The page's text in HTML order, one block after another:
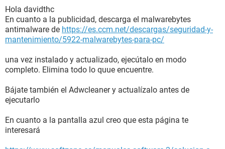
C:\Users\David\AppData\Local\Temp\WER-63976-
0.sysdata.xml
Agradeceria mucho su ayuda por que esto me trae de
Hola davidthc
En cuanto a la publicidad, descarga el malwarebytes
antimalware de https://es.ccm.net/descargas/seguridad-y-
mantenimiento/5922-malwarebytes-para-pc/
una vez instalado y actualizado, ejecútalo en modo
completo. Elimina todo lo quue encuentre.
Bájate también el Adwcleaner y actualízalo antes de
ejecutarlo
En cuanto a la pantalla azul creo que esta página te
interesará